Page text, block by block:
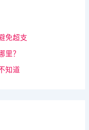
免超支
里？
知道